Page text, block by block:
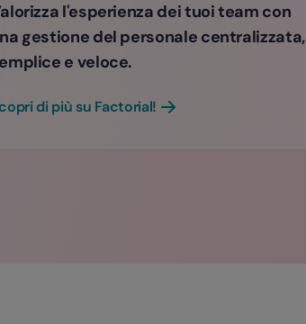
l'esperienza dei tuoi team con
gestione del personale centralizzata,
e veloce.
di più su Factorial!